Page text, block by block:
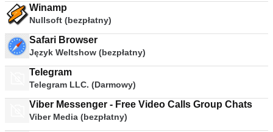
Winamp
Nullsoft (bezpłatny)
Safari Browser
Język Weltshow (bezpłatny)
Telegram
Telegram LLC. (Darmowy)
Viber Messenger - Free Video Calls Group Chats
Viber Media (bezpłatny)